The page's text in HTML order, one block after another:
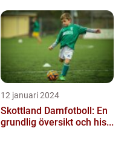
12 januari 2024
Skottland Damfotboll: En
grundlig översikt och his...